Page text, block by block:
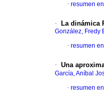
· resumen
· La dinámica
González, Fredy
· resumen
· Una
García, Aníbal
· resumen